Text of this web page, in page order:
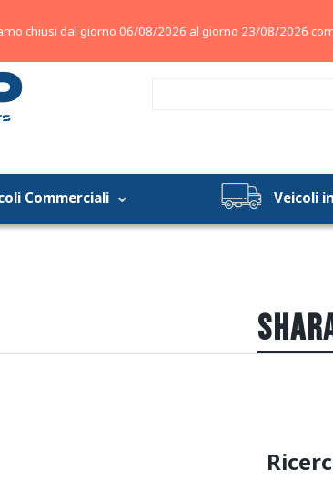
Commerciali Veicoli
chiusi dal giorno 06/08/2026 al giorno 23/08/2026